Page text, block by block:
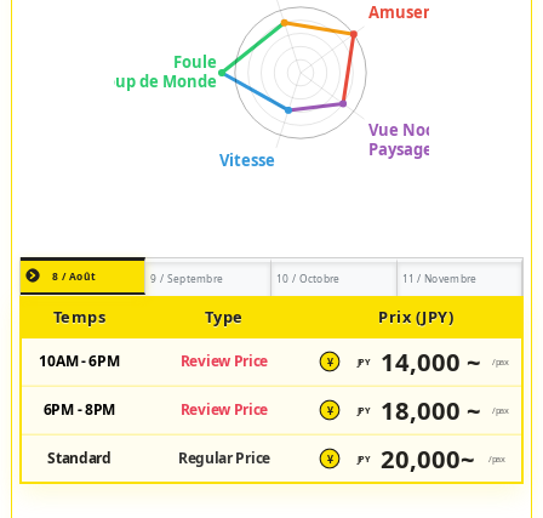
8 / Août 9 / Septembre 10 / Octobre 11 / Novembre
Temps Type Prix (JPY)
10AM - 6PM Review Price ¥ JPY 14,000 ~ /pax
6PM - 8PM Review Price ¥ JPY 18,000 ~ /pax
Standard Regular Price ¥ JPY 20,000~ /pax